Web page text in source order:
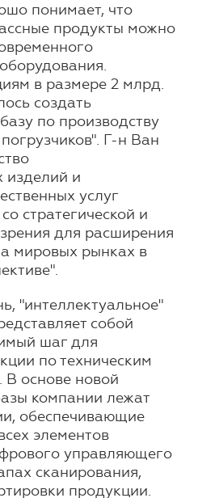
понимает, что
продукты можно
в размере 2 млрд.
создать
по производству
Г-н Ван
изделий и
услуг
стратегической и
для расширения
мировых рынках в
"интеллектуальное"
собой
шаг для
по техническим
В основе новой
компании лежат
обеспечивающие
элементов
управляющего
сканирования,
продукции.